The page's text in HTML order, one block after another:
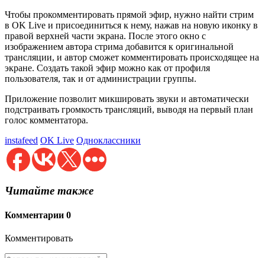
Чтобы прокомментировать прямой эфир, нужно найти стрим
в OK Live и присоединиться к нему, нажав на новую иконку в
правой верхней части экрана. После этого окно с
изображением автора стрима добавится к оригинальной
трансляции, и автор сможет комментировать происходящее на
экране. Создать такой эфир можно как от профиля
пользователя, так и от администрации группы.
Приложение позволит микшировать звуки и автоматически
подстраивать громкость трансляций, выводя на первый план
голос комментатора.
instafeed OK Live Одноклассники
Читайте также
Комментарии 0
Комментировать